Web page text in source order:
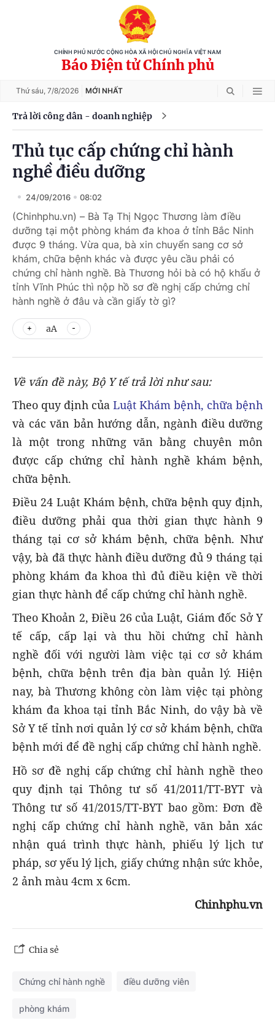
CHÍNH PHỦ NƯỚC CỘNG HÒA XÃ HỘI CHỦ NGHĨA VIỆT NAM
Báo Điện tử Chính phủ
Thứ sáu, 7/8/2026 MỚI NHẤT
Trả lời công dân - doanh nghiệp
Thủ tục cấp chứng chỉ hành
nghề điều dưỡng
24/09/2016 08:02
(Chinhphu.vn) – Bà Tạ Thị Ngọc Thương làm điều
dưỡng tại một phòng khám đa khoa ở tỉnh Bắc Ninh
được 9 tháng. Vừa qua, bà xin chuyển sang cơ sở
khám, chữa bệnh khác và được yêu cầu phải có
chứng chỉ hành nghề. Bà Thương hỏi bà có hộ khẩu ở
tỉnh Vĩnh Phúc thì nộp hồ sơ đề nghị cấp chứng chỉ
hành nghề ở đâu và cần giấy tờ gì?
aA
Về vấn đề này, Bộ Y tế trả lời như sau:
Theo quy định của Luật Khám bệnh, chữa bệnh
và các văn bản hướng dẫn, ngành điều dưỡng
là một trong những văn bằng chuyên môn
được cấp chứng chỉ hành nghề khám bệnh,
chữa bệnh.
Điều 24 Luật Khám bệnh, chữa bệnh quy định,
điều dưỡng phải qua thời gian thực hành 9
tháng tại cơ sở khám bệnh, chữa bệnh. Như
vậy, bà đã thực hành điều dưỡng đủ 9 tháng tại
phòng khám đa khoa thì đủ điều kiện về thời
gian thực hành để cấp chứng chỉ hành nghề.
Theo Khoản 2, Điều 26 của Luật, Giám đốc Sở Y
tế cấp, cấp lại và thu hồi chứng chỉ hành
nghề đối với người làm việc tại cơ sở khám
bệnh, chữa bệnh trên địa bàn quản lý. Hiện
nay, bà Thương không còn làm việc tại phòng
khám đa khoa tại tỉnh Bắc Ninh, do vậy bà về
Sở Y tế tỉnh nơi quản lý cơ sở khám bệnh, chữa
bệnh mới để đề nghị cấp chứng chỉ hành nghề.
Hồ sơ đề nghị cấp chứng chỉ hành nghề theo
quy định tại Thông tư số 41/2011/TT-BYT và
Thông tư số 41/2015/TT-BYT bao gồm: Đơn đề
nghị cấp chứng chỉ hành nghề, văn bản xác
nhận quá trình thực hành, phiếu lý lịch tư
pháp, sơ yếu lý lịch, giấy chứng nhận sức khỏe,
2 ảnh màu 4cm x 6cm.
Chinhphu.vn
Chia sẻ
Chứng chỉ hành nghề điều dưỡng viên
phòng khám